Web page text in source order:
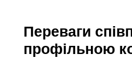
Переваги
профільною